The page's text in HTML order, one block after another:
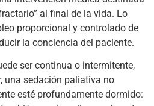
al final de la vida. Lo
proporcional y controlado de
la conciencia del paciente.
ser continua o intermitente,
una sedación paliativa no
esté profundamente dormido: